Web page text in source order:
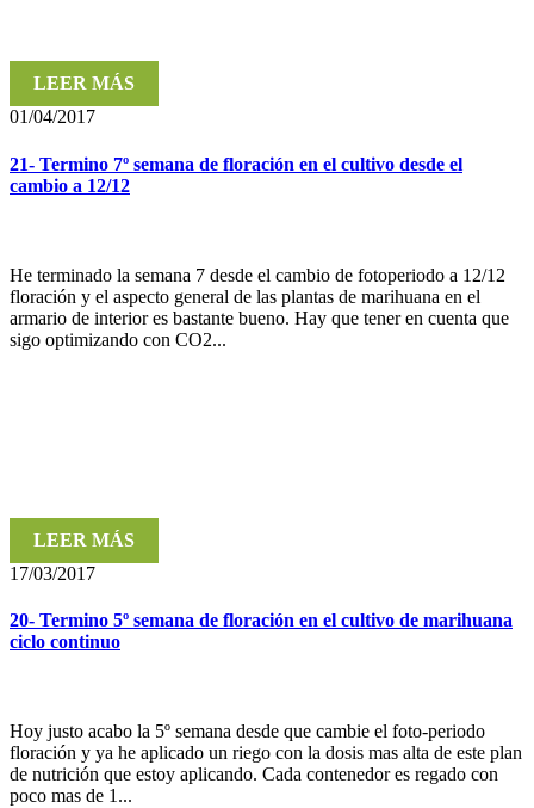
LEER MÁS
01/04/2017
21- Termino 7º semana de floración en el cultivo desde el
cambio a 12/12
He terminado la semana 7 desde el cambio de fotoperiodo a 12/12
floración y el aspecto general de las plantas de marihuana en el
armario de interior es bastante bueno. Hay que tener en cuenta que
sigo optimizando con CO2...
LEER MÁS
17/03/2017
20- Termino 5º semana de floración en el cultivo de marihuana
ciclo continuo
Hoy justo acabo la 5º semana desde que cambie el foto-periodo
floración y ya he aplicado un riego con la dosis mas alta de este plan
de nutrición que estoy aplicando. Cada contenedor es regado con
poco mas de 1...